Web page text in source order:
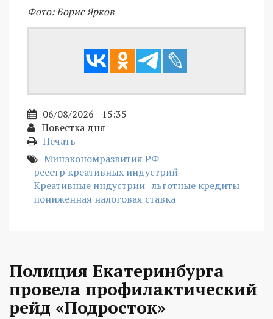
Фото: Борис Ярков
06/08/2026 - 15:35
Повестка дня
Печать
Минэкономразвития РФ
реестр креативных индустрий
Креативные индустрии льготные кредиты
пониженная налоговая ставка
Полиция Екатеринбурга
провела профилактический
рейд «Подросток»